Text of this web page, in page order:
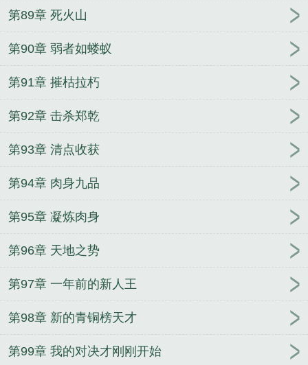
第89章 死火山
第90章 弱者如蝼蚁
第91章 摧枯拉朽
第92章 击杀郑乾
第93章 清点收获
第94章 肉身九品
第95章 凝炼肉身
第96章 天地之势
第97章 一年前的新人王
第98章 新的青铜榜天才
第99章 我的对决才刚刚开始